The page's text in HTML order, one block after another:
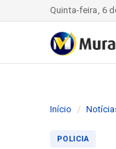
Quinta-feira, 6
Início
POLICIA